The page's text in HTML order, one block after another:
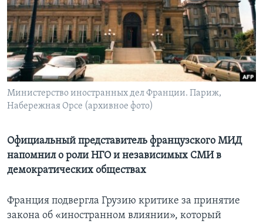
Learning English
СОЦИАЛЬНЫЕ СЕТИ
Языки
Министерство иностранных дел Франции. Париж,
Набережная Орсе (архивное фото)
Официальный представитель французского МИД
напомнил о роли НГО и независимых СМИ в
демократических обществах
Франция подвергла Грузию критике за принятие
закона об «иностранном влиянии», который